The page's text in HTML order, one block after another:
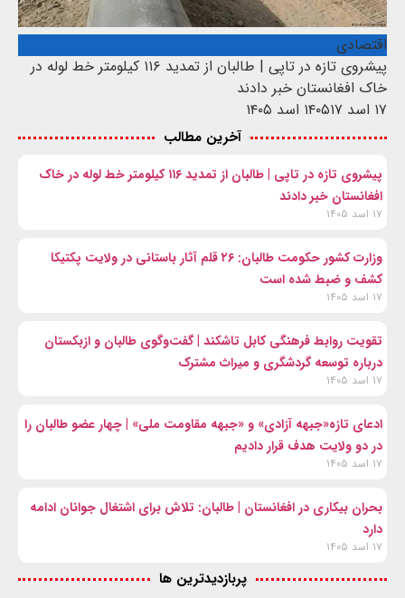
اقتصادی
پیشروی تازه در تاپی | طالبان از تمدید ۱۱۶ کیلومتر خط لوله در
خاک افغانستان خبر دادند
۱۷ اسد ۱۴۰۵
۱۷ اسد ۱۴۰۵
آخرین مطالب
پیشروی تازه در تاپی | طالبان از تمدید ۱۱۶ کیلومتر خط لوله در خاک
افغانستان خبر دادند
۱۷ اسد ۱۴۰۵
وزارت کشور حکومت طالبان: ۲۶ قلم آثار باستانی در ولایت پکتیکا
کشف و ضبط شده است
۱۷ اسد ۱۴۰۵
تقویت روابط فرهنگی کابل تاشکند | گفت‌وگوی طالبان و ازبکستان
درباره توسعه گردشگری و میراث مشترک
۱۷ اسد ۱۴۰۵
ادعای تازه«جبهه آزادی» و «جبهه مقاومت ملی» | چهار عضو طالبان را
در دو ولایت هدف قرار دادیم
۱۷ اسد ۱۴۰۵
بحران بیکاری در افغانستان | طالبان: تلاش برای اشتغال جوانان ادامه
دارد
۱۷ اسد ۱۴۰۵
پربازدیدترین ها